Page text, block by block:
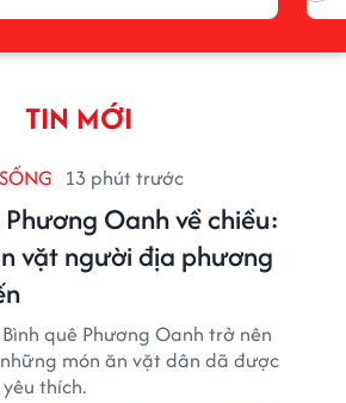
TIN MỚI
13 phút trước
Oanh về chiều:
vặt người địa phương
quê Phương Oanh trở nên
món ăn vặt dân dã được
thích.